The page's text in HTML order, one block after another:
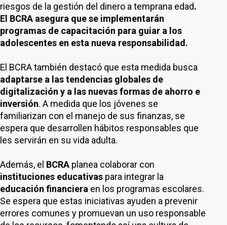
riesgos de la gestión del dinero a temprana edad.
El BCRA asegura que se implementarán
programas de capacitación para guiar a los
adolescentes en esta nueva responsabilidad.
El BCRA también destacó que esta medida busca
adaptarse a las tendencias globales de
digitalización y a las nuevas formas de ahorro e
inversión. A medida que los jóvenes se
familiarizan con el manejo de sus finanzas, se
espera que desarrollen hábitos responsables que
les servirán en su vida adulta.
Además, el BCRA planea colaborar con
instituciones educativas para integrar la
educación financiera en los programas escolares.
Se espera que estas iniciativas ayuden a prevenir
errores comunes y promuevan un uso responsable